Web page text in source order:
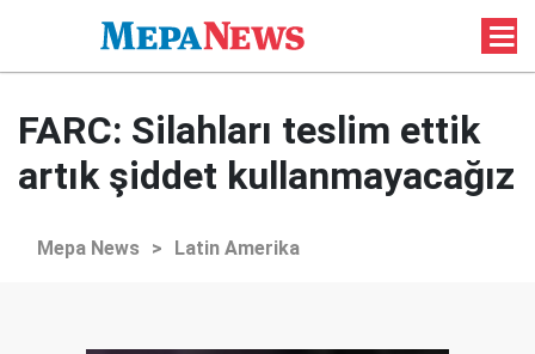
FARC: Silahları teslim ettik
artık şiddet kullanmayacağız
Mepa News > Latin Amerika